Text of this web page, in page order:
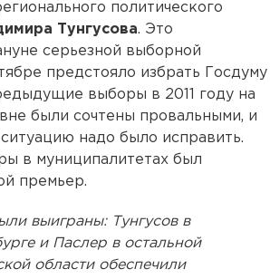
политического
Тунгусова. Это
серьезной выборной
предстояло избрать Госдуму
выборы в 2011 году на
были сочтены провальными, и
ситуацию надо было исправить.
в муниципалитетах был
премьер.
выиграны: Тунгусов в
и Паслер в остальной
области обеспечили